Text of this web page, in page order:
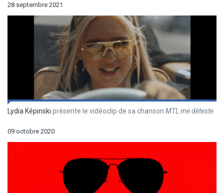
28 septembre 2021
Lydia Képinski présente le vidéoclip de sa chanson MTL me déteste
09 octobre 2020